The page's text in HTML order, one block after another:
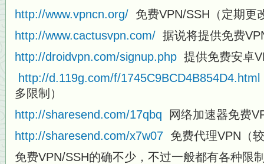
http://www.vpncn.org/ 免费VPN/SSH（定期更
http://www.cactusvpn.com/ 据说将提供免费
http://droidvpn.com/signup.php 提供免费安卓
http://d.119g.com/f/1745C9BCD4B854D4.html
多限制）
http://sharesend.com/17qbq 网络加速器免费
http://sharesend.com/x7w07 免费代理VPN（
免费VPN/SSH的确不少，不过一般都有各种限